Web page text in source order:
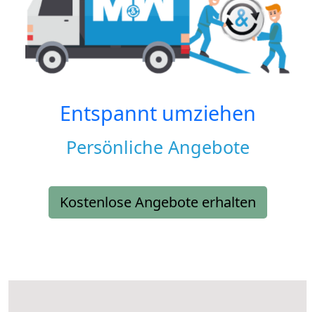
Entspannt umziehen
Persönliche Angebote
Kostenlose Angebote erhalten